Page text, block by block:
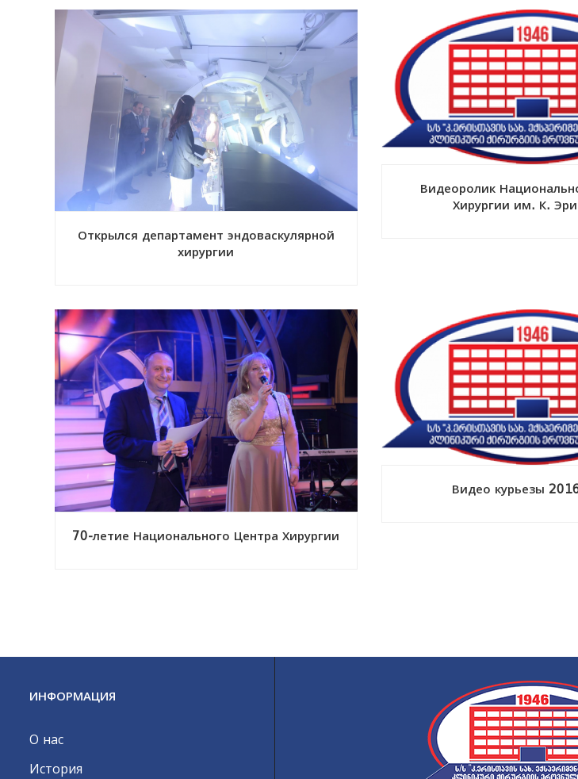
Открылся департамент эндоваскулярной
хирургии
Видеоролик
Хирургии им. К.
70-летие Национального Центра Хирургии
Видео курьезы
ИНФОРМАЦИЯ
О нас
История